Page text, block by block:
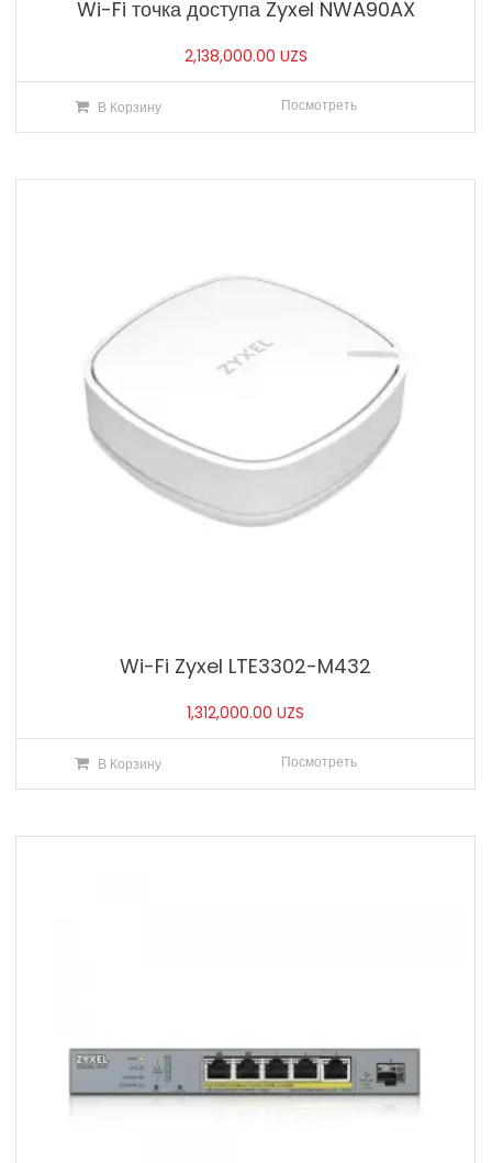
Wi-Fi точка доступа Zyxel NWA90AX
2,138,000.00 UZS
В Корзину Посмотреть
Wi-Fi Zyxel LTE3302-M432
1,312,000.00UZS
В Корзину Посмотреть